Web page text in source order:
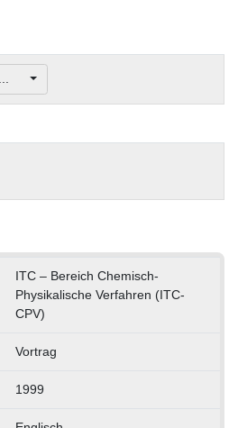
...
ITC – Bereich Chemisch-
Physikalische Verfahren (ITC-
CPV)
Vortrag
1999